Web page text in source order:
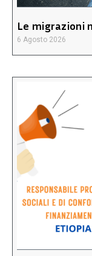
Le migrazioni
6 Agosto 2026